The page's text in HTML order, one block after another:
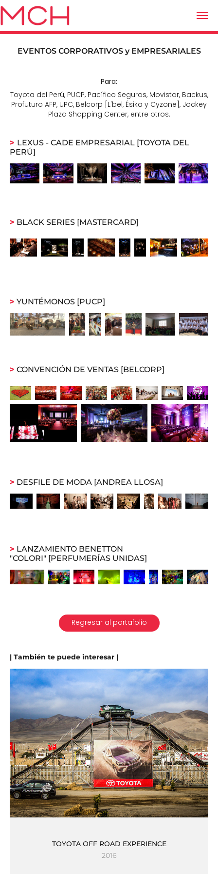
EVENTOS CORPORATIVOS y EMPRESARIALES
Para:
Toyota del Perú, PUCP, Pacífico Seguros, Movistar, Backus,
Profuturo AFP, UPC, Belcorp [L'bel, Ésika y Cyzone], Jockey
Plaza Shopping Center, entre otros.
> LEXUS - CADE EMPRESARIAL [TOYOTA DEL
PERÚ]
> BLACK SERIES [MASTERCARD]
>YUNTÉMONOS [PUCP]
>CONVENCIÓN DE VENTAS [BELCORP]
> DESFILE DE MODA [ANDREA LLOSA]
> LANZAMIENTO BENETTON
"COLORI" [PERFUMERÍAS UNIDAS]
Regresar al portafolio
| También te puede interesar |
TOYOTA OFF ROAD EXPERIENCE
2016